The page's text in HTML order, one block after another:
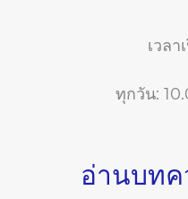
เวลา
ทุกวัน:
อ่านบทค